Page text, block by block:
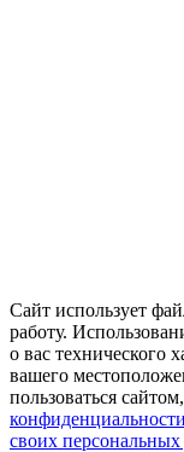
Сайт использует
работу.
о вас технического
вашего
пользоваться
конфиденциальности
своих